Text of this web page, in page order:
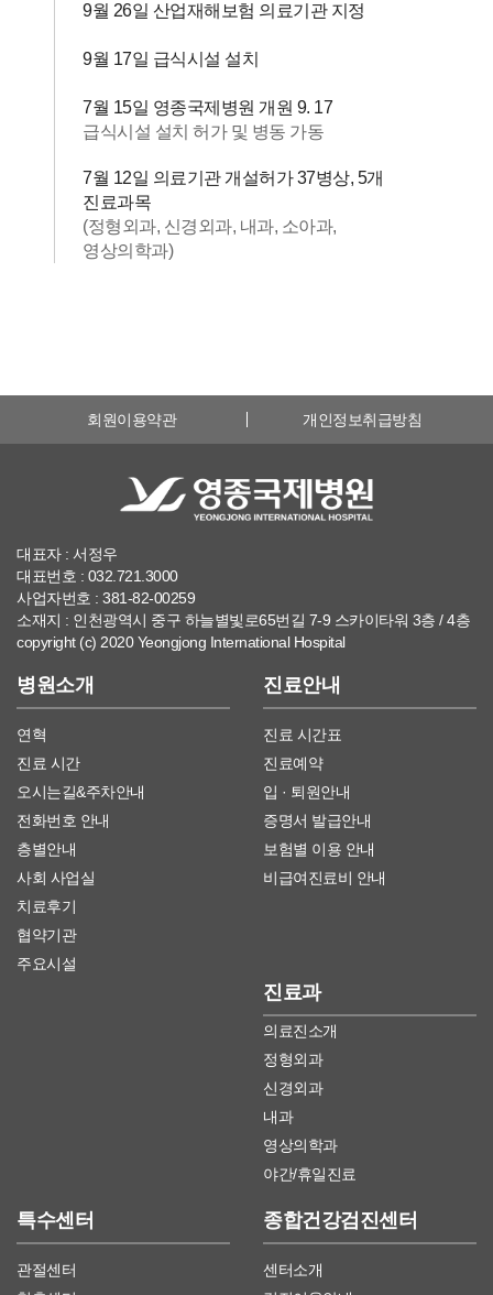
9월 26일 산업재해보험 의료기관 지정
9월 17일 급식시설 설치
7월 15일 영종국제병원 개원 9. 17
급식시설 설치 허가 및 병동 가동
7월 12일 의료기관 개설허가 37병상, 5개
진료과목
(정형외과, 신경외과, 내과, 소아과,
영상의학과)
회원이용약관 개인정보취급방침
대표자 : 서정우
대표번호 : 032.721.3000
사업자번호 : 381-82-00259
소재지 : 인천광역시 중구 하늘별빛로65번길 7-9 스카이타워 3층 / 4층
copyright (c) 2020 Yeongjong International Hospital
병원소개
연혁
진료 시간
오시는길&주차안내
전화번호 안내
층별안내
사회 사업실
치료후기
협약기관
주요시설
진료안내
진료 시간표
진료예약
입 · 퇴원안내
증명서 발급안내
보험별 이용 안내
비급여진료비 안내
진료과
의료진소개
정형외과
신경외과
내과
영상의학과
야간/휴일진료
특수센터
관절센터
종합건강검진센터
센터소개